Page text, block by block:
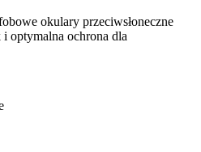
okulary przeciwsłoneczne
optymalna ochrona dla